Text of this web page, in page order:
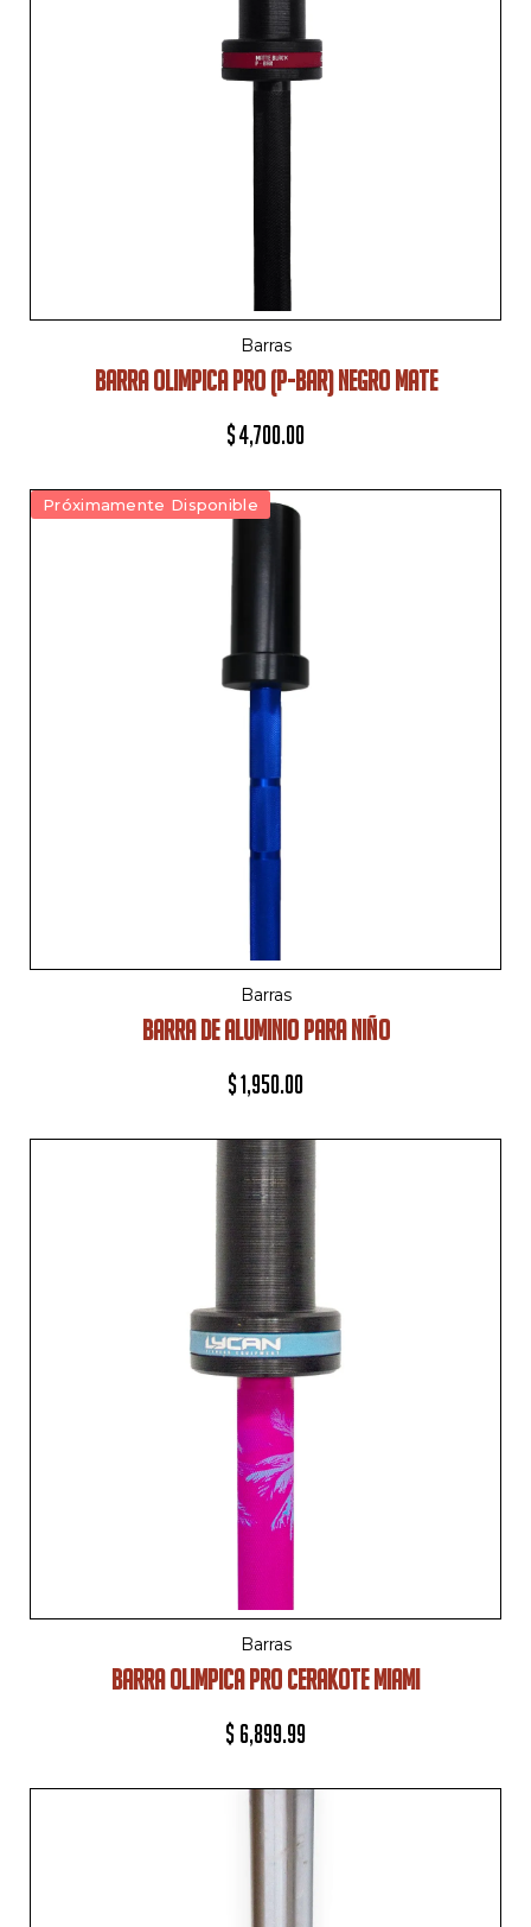
Barras
BARRA OLIMPICA PRO (P-BAR) NEGRO MATE
$4,700.00
Próximamente Disponible
Barras
BARRA DE ALUMINIO PARA NIÑO
$1,950.00
Barras
BARRA OLIMPICA PRO CERAKOTE MIAMI
$ 6,899.99